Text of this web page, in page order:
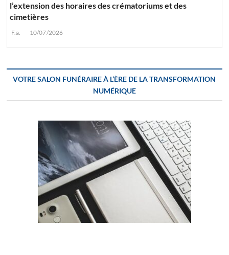
l’extension des horaires des crématoriums et des
cimetières
F.a. 10/07/2026
VOTRE SALON FUNÉRAIRE À L’ÈRE DE LA TRANSFORMATION
NUMÉRIQUE